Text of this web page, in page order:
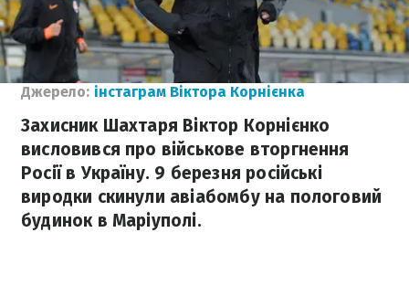
Джерело: інстаграм Віктора Корнієнка
Захисник Шахтаря Віктор Корнієнко
висловився про військове вторгнення
Росії в Україну. 9 березня російські
виродки скинули авіабомбу на пологовий
будинок в Маріуполі.